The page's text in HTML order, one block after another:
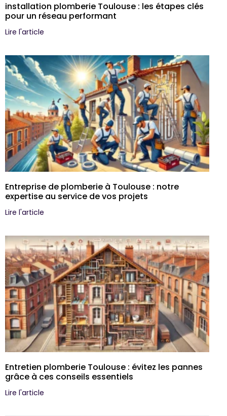
installation plomberie Toulouse : les étapes clés
pour un réseau performant
Lire l'article
Entreprise de plomberie à Toulouse : notre
expertise au service de vos projets
Lire l'article
Entretien plomberie Toulouse : évitez les pannes
grâce à ces conseils essentiels
Lire l'article